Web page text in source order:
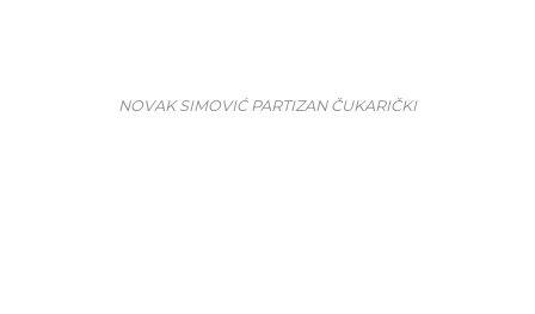
NOVAK SIMOVIĆ PARTIZAN ČUKARIČKI